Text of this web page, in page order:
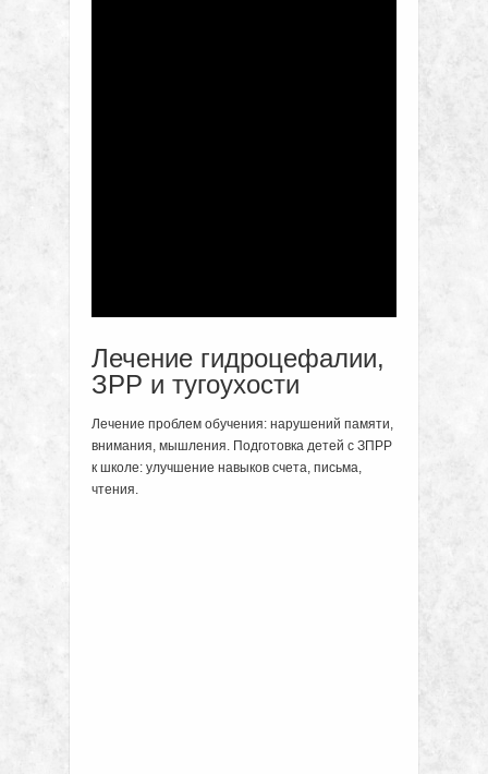
Лечение гидроцефалии,
ЗРР и тугоухости
Лечение проблем обучения: нарушений памяти,
внимания, мышления. Подготовка детей с ЗПРР
к школе: улучшение навыков счета, письма,
чтения.